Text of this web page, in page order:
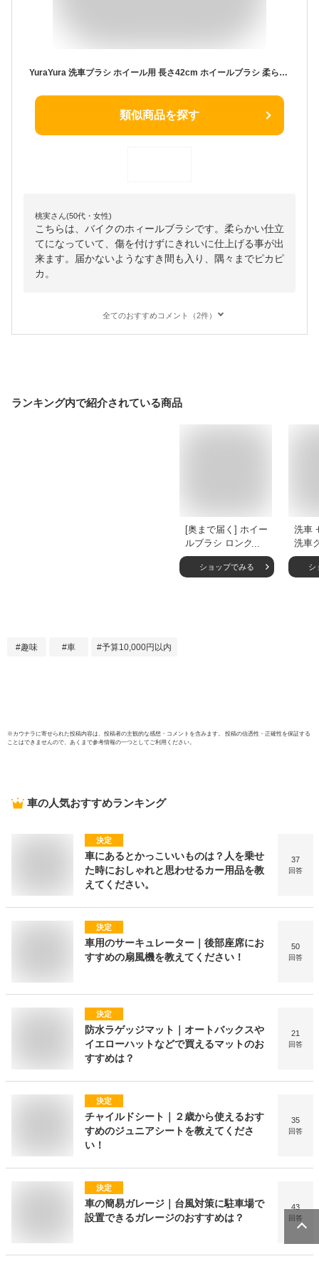
YuraYura 洗車ブラシ ホイール用 長さ42cm ホイールブラシ 柔らかい タイヤ掃除 ホイール 洗車道具 ホイールクリーニングブラシ 隙間ピカピカ 傷つかない バイクや部屋の掃除等も使用可能 滑り止めハンドル 洗浄工具 (ブルー)
類似商品を探す
桃実さん(50代・女性)
こちらは、バイクのホィールブラシです。柔らかい仕立
てになっていて、傷を付けずにきれいに仕上げる事が出
来ます。届かないようなすき間も入り、隅々までピカピ
カ。
全てのおすすめコメント（2件）
ランキング内で紹介されている商品
[奥まで届く] ホイー
ルブラシ ロングタ
イプ タイヤブラシ
ホイール ブラシ 車
ショップでみる
洗車
洗車
洗車
車シ
趣味 車 予算10,000円以内
※ カウナラに寄せられた投稿内容は、投稿者の主観的な感想・コメントを含みます。 投稿の信憑性・正確性を保証する
ことはできませんので、あくまで参考情報の一つとしてご利用ください。
車の人気おすすめランキング
決定
車にあるとかっこいいものは？人を乗せ
た時におしゃれと思わせるカー用品を教
えてください。
37
回答
決定
車用のサーキュレーター｜後部座席にお
すすめの扇風機を教えてください！
50
回答
決定
防水ラゲッジマット｜オートバックスや
イエローハットなどで買えるマットのお
すすめは？
21
回答
決定
チャイルドシート｜２歳から使えるおす
すめのジュニアシートを教えてくださ
い！
35
回答
決定
車の簡易ガレージ｜台風対策に駐車場で
設置できるガレージのおすすめは？
43
回答